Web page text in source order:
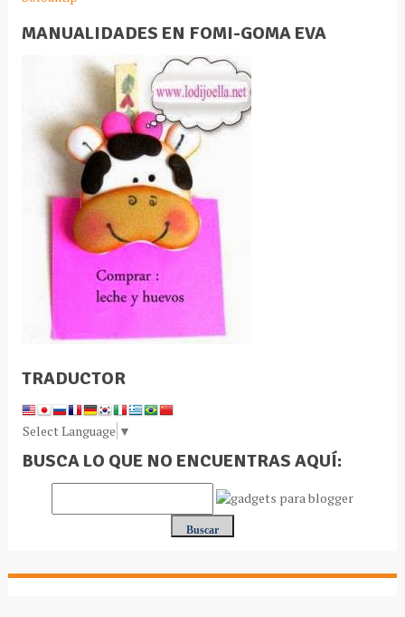
MANUALIDADES EN FOMI-GOMA EVA
TRADUCTOR
Select Language ▼
BUSCA LO QUE NO ENCUENTRAS AQUÍ: